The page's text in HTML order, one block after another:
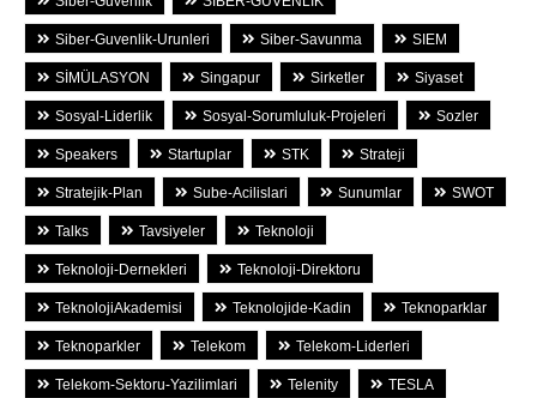
Siber-Guvenlik-Urunleri Siber-Savunma SIEM
SİMÜLASYON Singapur Sirketler Siyaset
Sosyal-Liderlik Sosyal-Sorumluluk-Projeleri Sozler
Speakers Startuplar STK Strateji
Stratejik-Plan Sube-Acilislari Sunumlar SWOT
Talks Tavsiyeler Teknoloji
Teknoloji-Dernekleri Teknoloji-Direktoru
TeknolojiAkademisi Teknolojide-Kadin Teknoparklar
Teknoparkler Telekom Telekom-Liderleri
Telekom-Sektoru-Yazilimlari Telenity TESLA